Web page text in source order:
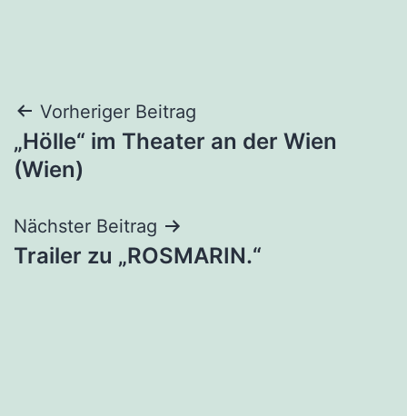
Beitragsnavigation
Vorheriger Beitrag
„Hölle“ im Theater an der Wien
(Wien)
Nächster Beitrag
Trailer zu „ROSMARIN.“